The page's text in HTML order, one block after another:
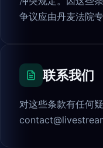
争议应由丹麦法院专
联系我们
对这些条款有任何